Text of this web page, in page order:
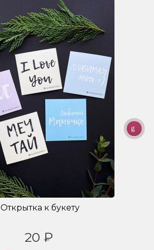
Открытка к букету
20 ₽